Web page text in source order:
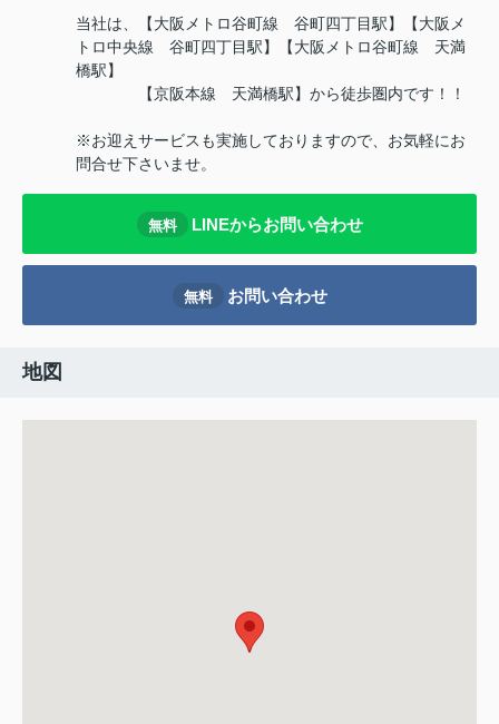
当社は、【大阪メトロ谷町線 谷町四丁目駅】【大阪メ
トロ中央線 谷町四丁目駅】【大阪メトロ谷町線 天満
橋駅】
【京阪本線 天満橋駅】から徒歩圏内です！！
※お迎えサービスも実施しておりますので、お気軽にお
問合せ下さいませ。
無料 LINEからお問い合わせ
無料 お問い合わせ
地図